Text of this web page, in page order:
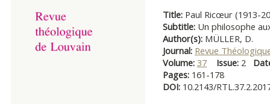
Title: Paul Ricœur (1913-
Subtitle: Un philosophe
Author(s): MÜLLER, D.
Journal: Revue
Volume: 37 Issue: 2
Pages: 161-178
DOI: 10.2143/